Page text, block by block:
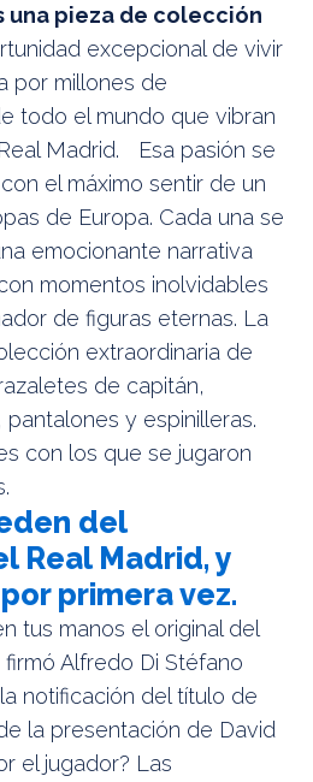
una pieza de colección
excepcional de vivir
por millones de
todo el mundo que vibran
Madrid. Esa pasión se
el máximo sentir de un
de Europa. Cada una se
emocionante narrativa
momentos inolvidables
de figuras eternas. La
extraordinaria de
de capitán,
y espinilleras.
con los que se jugaron
del
Real Madrid, y
primera vez.
tus manos el original del
Alfredo Di Stéfano
notificación del título de
la presentación de David
el jugador? Las